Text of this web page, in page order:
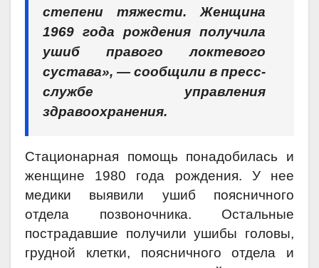
степени тяжести. Женщина
1969 года рождения получила
ушиб правого локтевого
сустава», — сообщили в пресс-
службе управления
здравоохранения.
Стационарная помощь понадобилась и
женщине 1980 года рождения. У нее
медики выявили ушиб поясничного
отдела позвоночника. Остальные
пострадавшие получили ушибы головы,
грудной клетки, поясничного отдела и